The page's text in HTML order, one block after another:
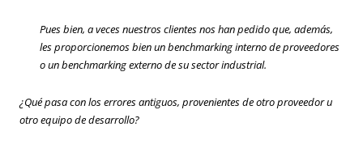
Pues bien, a veces nuestros clientes nos han pedido que, además,
les proporcionemos bien un benchmarking interno de proveedores
o un benchmarking externo de su sector industrial.
¿Qué pasa con los errores antiguos, provenientes de otro proveedor u
otro equipo de desarrollo?